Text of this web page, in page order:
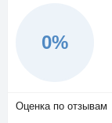
0%
Оценка по отзывам